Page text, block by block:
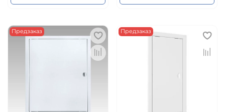
Предзаказ Предзаказ